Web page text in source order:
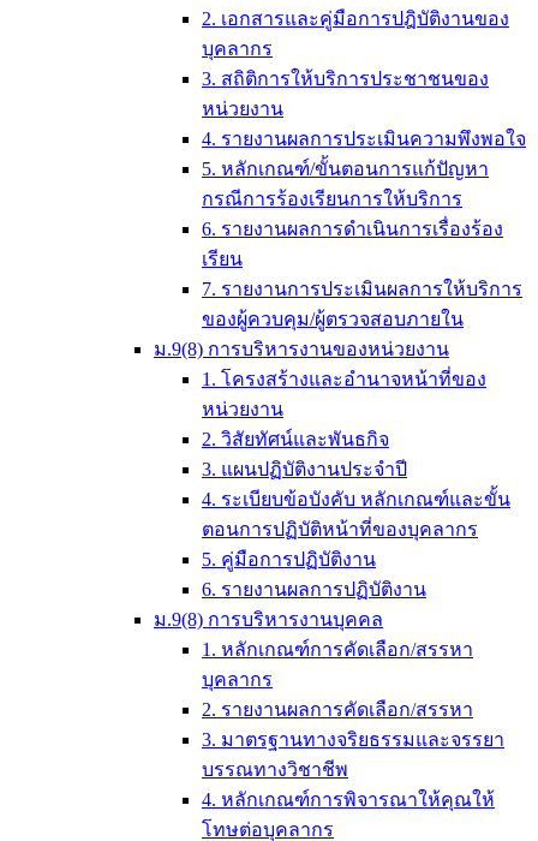
2. เอกสารและคู่มือการปฎิบัติงานของ
บุคลากร
3. สถิติการให้บริการประชาชนของ
หน่วยงาน
4. รายงานผลการประเมินความพึงพอใจ
5. หลักเกณฑ์/ขั้นตอนการแก้ปัญหา
กรณีการร้องเรียนการให้บริการ
6. รายงานผลการดำเนินการเรื่องร้อง
เรียน
7. รายงานการประเมินผลการให้บริการ
ของผู้ควบคุม/ผู้ตรวจสอบภายใน
ม.9(8) การบริหารงานของหน่วยงาน
1. โครงสร้างและอำนาจหน้าที่ของ
หน่วยงาน
2. วิสัยทัศน์และพันธกิจ
3. แผนปฏิบัติงานประจำปี
4. ระเบียบข้อบังคับ หลักเกณฑ์และขั้น
ตอนการปฏิบัติหน้าที่ของบุคลากร
5. คู่มือการปฏิบัติงาน
6. รายงานผลการปฏิบัติงาน
ม.9(8) การบริหารงานบุคคล
1. หลักเกณฑ์การคัดเลือก/สรรหา
บุคลากร
2. รายงานผลการคัดเลือก/สรรหา
3. มาตรฐานทางจริยธรรมและจรรยา
บรรณทางวิชาชีพ
4. หลักเกณฑ์การพิจารณาให้คุณให้
โทษต่อบุคลากร